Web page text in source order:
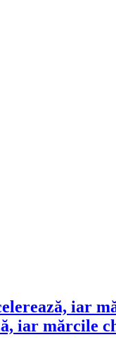
iar mărcile